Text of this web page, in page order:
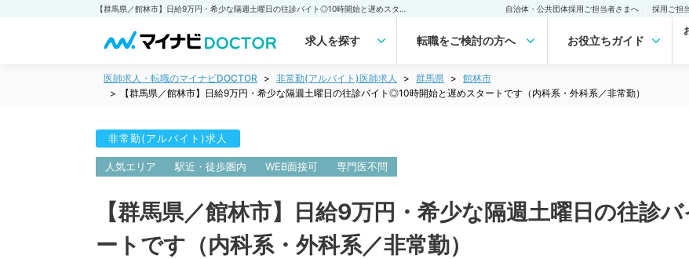
自治体・公共団体採用ご担当者さまへ 採用ご担
求人を探す 転職をご検討の方へ お役立ちガイド
医師求人・転職のマイナビDOCTOR 非常勤(アルバイト)医師求人 群馬県
館林市
【群馬県／館林市】日給9万円・希少な隔週土曜日の往診バイト◎10時開始と遅めスタートです（内科系・外科系／非常勤）
非常勤(アルバイト)求人
人気エリア 駅近・徒歩圏内 WEB面接可 専門医不問
【群馬県／館林市】日給9万円・希少な隔週土曜日の往診
ートです（内科系・外科系／非常勤）